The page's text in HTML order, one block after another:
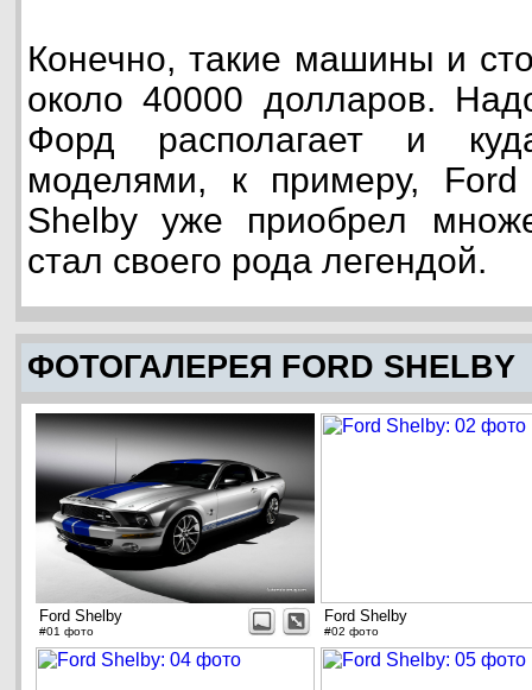
Конечно, такие машины и
около 40000 долларов.
Форд располагает и
моделями, к примеру,
Shelby уже приобрел
стал своего рода легендой.
ФОТОГАЛЕРЕЯ FORD SHELBY
Ford Shelby
#01 фото
Ford Shelby
#02 фото